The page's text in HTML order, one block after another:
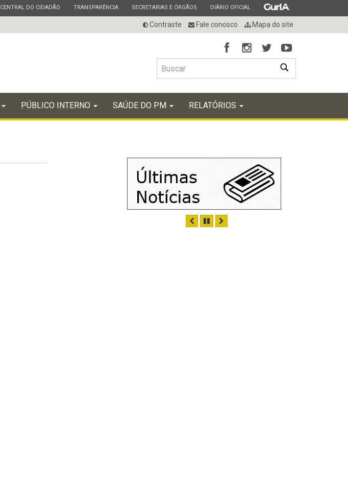
ESTADO
CENTRAL DO CIDADÃO ESTADO
TRANSPARÊNCIA ESTADO
SECRETARIAS E ÓRGÃOS ESTADO
DIÁRIO OFICIAL ESTADO
Contraste Fale conosco Mapa do site
BUSCAR
PÚBLICO INTERNO SAÚDE DO PM RELATÓRIOS
ANTERIOR
PAUSAR